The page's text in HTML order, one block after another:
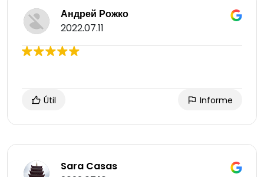
Андрей Рожко
2022.07.11
Útil Informe
Sara Casas